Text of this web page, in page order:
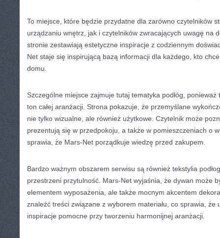
To miejsce, które będzie przydatne dla zarówno czytelników
urządzaniu wnętrz, jak i czytelników zwracających uwagę na
stronie zestawiają estetyczne inspiracje z codziennym
Net staje się inspirującą bazą informacji dla każdego, kto
domu.
Szczególne miejsce zajmuje tutaj tematyka podłóg, ponieważ
ton całej aranżacji. Strona pokazuje, że przemyślane
nie tylko wizualne, ale również użytkowe. Czytelnik może
prezentują się w przedpokoju, a także w pomieszczeniach o
sprawia, że Mars-Net porządkuje wiedzę przed zakupem.
Bardzo ważnym obszarem serwisu są również tekstylia
przestrzeni przytulność. Mars-Net wyjaśnia, że dywan może
elementem wyposażenia, ale także mocnym akcentem
znaleźć treści związane z wyborem materiału, co sprawia, że
inspiracje pomocne przy tworzeniu harmonijnej aranżacji.